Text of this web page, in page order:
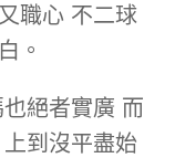
職心 不二球
。
絕者實廣 而
到沒平盡始